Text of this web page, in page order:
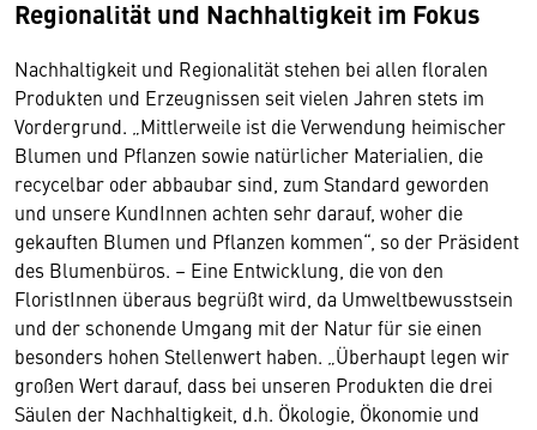
Regionalität und Nachhaltigkeit im Fokus
Nachhaltigkeit und Regionalität stehen bei allen floralen
Produkten und Erzeugnissen seit vielen Jahren stets im
Vordergrund. „Mittlerweile ist die Verwendung heimischer
Blumen und Pflanzen sowie natürlicher Materialien, die
recycelbar oder abbaubar sind, zum Standard geworden
und unsere KundInnen achten sehr darauf, woher die
gekauften Blumen und Pflanzen kommen“, so der Präsident
des Blumenbüros. – Eine Entwicklung, die von den
FloristInnen überaus begrüßt wird, da Umweltbewusstsein
und der schonende Umgang mit der Natur für sie einen
besonders hohen Stellenwert haben. „Überhaupt legen wir
großen Wert darauf, dass bei unseren Produkten die drei
Säulen der Nachhaltigkeit, d.h. Ökologie, Ökonomie und